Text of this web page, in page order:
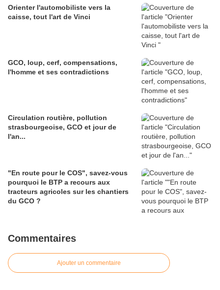
Orienter l'automobiliste vers la
caisse, tout l'art de Vinci
GCO, loup, cerf, compensations,
l'homme et ses contradictions
Circulation routière, pollution
strasbourgeoise, GCO et jour de
l'an...
"En route pour le COS", savez-vous
pourquoi le BTP a recours aux
tracteurs agricoles sur les chantiers
du GCO ?
Commentaires
Ajouter un commentaire